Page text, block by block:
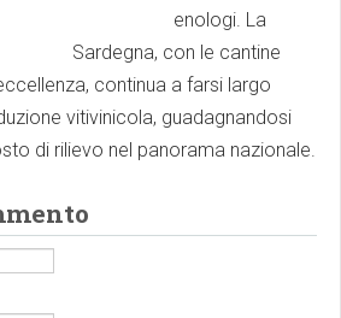
enologi. La
Sardegna, con le cantine
continua a farsi largo
vitivinicola, guadagnandosi
di rilievo nel panorama nazionale.